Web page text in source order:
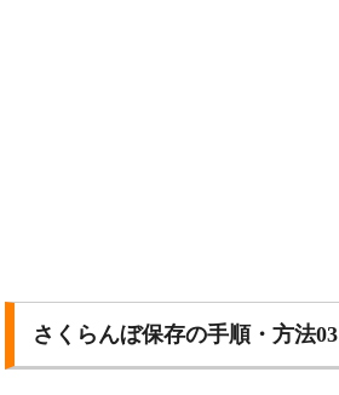
さくらんぼ保存の手順・方法03